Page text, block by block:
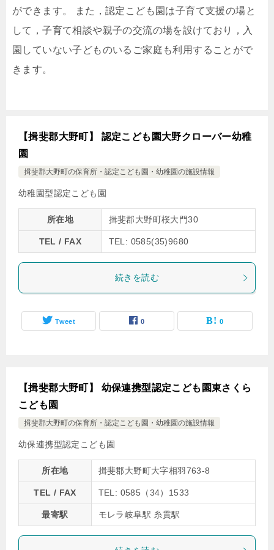
ができます。 また，認定こども園は子育て支援の場と
して，子育て相談や親子の交流の場を設けており，入
園していない子どものいるご家庭も利用することがで
きます。
【揖斐郡大野町】 認定こども園大野クローバー幼稚
園
揖斐郡大野町の保育所・認定こども園・幼稚園の施設情報
幼稚園型認定こども園
所在地 揖斐郡大野町桜大門30
TEL / FAX TEL: 0585(35)9680
続きを読む
Tweet 0 0
【揖斐郡大野町】 幼保連携型認定こども園東さくら
こども園
揖斐郡大野町の保育所・認定こども園・幼稚園の施設情報
幼保連携型認定こども園
所在地 揖斐郡大野町大字相羽763-8
TEL / FAX TEL: 0585（34）1533
最寄駅 モレラ岐阜駅 糸貫駅